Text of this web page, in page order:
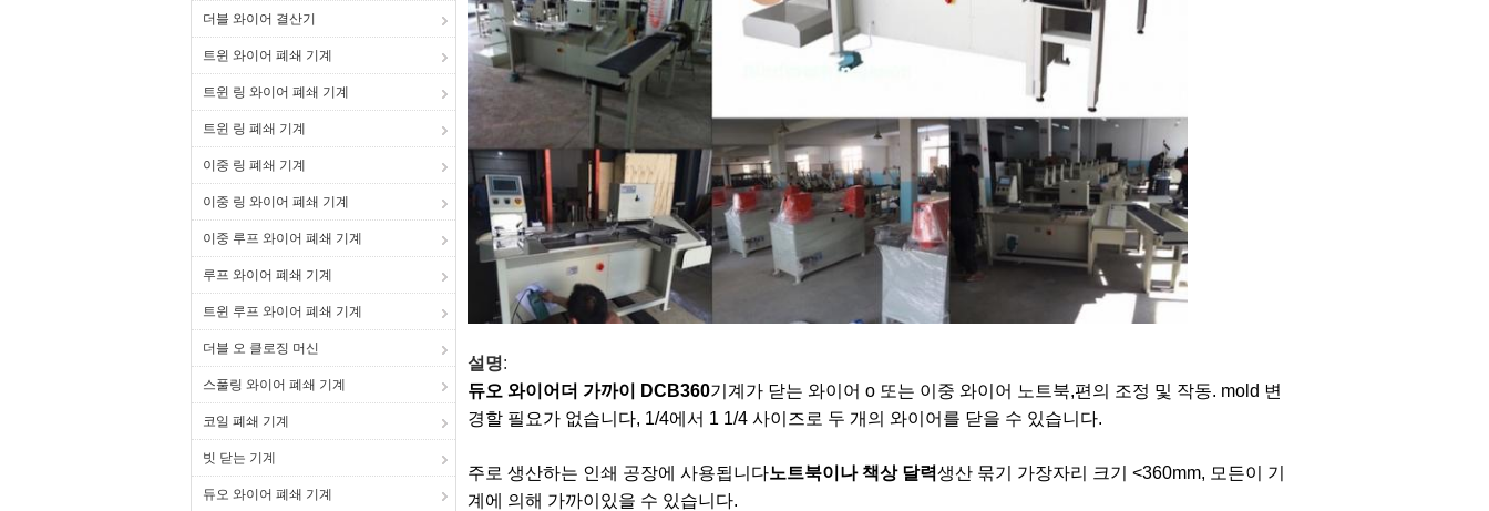
더블 와이어 결산기
트윈 와이어 폐쇄 기계
트윈 링 와이어 폐쇄 기계
트윈 링 폐쇄 기계
이중 링 폐쇄 기계
이중 링 와이어 폐쇄 기계
이중 루프 와이어 폐쇄 기계
루프 와이어 폐쇄 기계
트윈 루프 와이어 폐쇄 기계
더블 오 클로징 머신
스풀링 와이어 폐쇄 기계
코일 폐쇄 기계
빗 닫는 기계
듀오 와이어 폐쇄 기계
설명:
듀오 와이어 더 가까이 DCB360기계가 닫는 와이어 o 또는 이중 와이어 노트북,편의 조정 및 작동. mold 변
경할 필요가 없습니다, 1/4에서 1 1/4 사이즈로 두 개의 와이어를 닫을 수 있습니다.
주로 생산하는 인쇄 공장에 사용됩니다노트북이나 책상 달력생산 묶기 가장자리 크기 <360mm, 모든이 기
계에 의해 가까이있을 수 있습니다.